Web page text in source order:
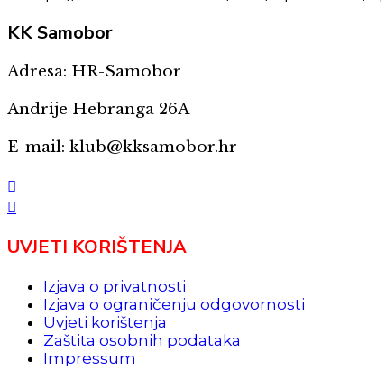
KKSamobor
Adresa: HR-Samobor
Andrije Hebranga 26A
E-mail: klub@kksamobor.hr
UVJETI KORIŠTENJA
Izjava o privatnosti
Izjava o ograničenju odgovornosti
Uvjeti korištenja
Zaštita osobnih podataka
Impressum